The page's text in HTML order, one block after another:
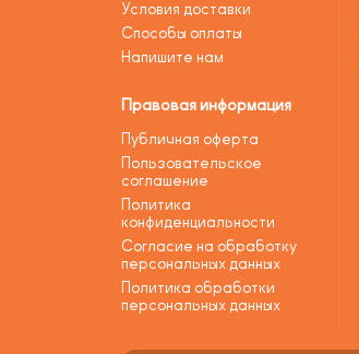
Условия доставки
Способы оплаты
Напишите нам
Правовая информация
Публичная оферта
Пользовательское
соглашение
Политика
конфиденциальности
Согласие на обработку
персональных данных
Политика обработки
персональных данных